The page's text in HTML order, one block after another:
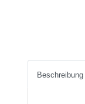
Beschreibung